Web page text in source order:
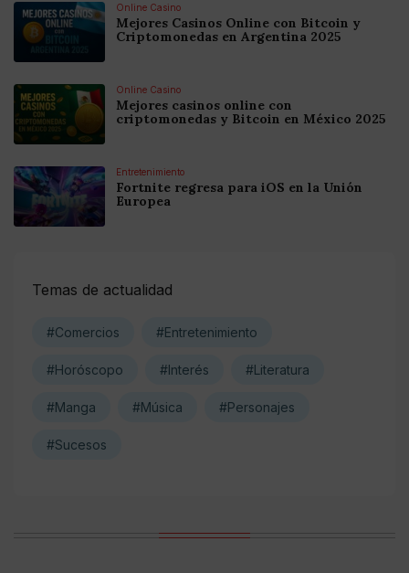
Online Casino
Mejores Casinos Online con Bitcoin y
Criptomonedas en Argentina 2025
Online Casino
Mejores casinos online con
criptomonedas y Bitcoin en México 2025
Entretenimiento
Fortnite regresa para iOS en la Unión
Europea
Temas de actualidad
#Comercios #Entretenimiento
#Horóscopo #Interés #Literatura
#Manga #Música #Personajes
#Sucesos